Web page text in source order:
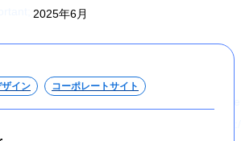
2025年6月
イン コーポレートサイト